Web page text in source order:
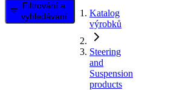
Filtrování a
vyhledávání
Katalog
výrobků
Steering
and
Suspension
products